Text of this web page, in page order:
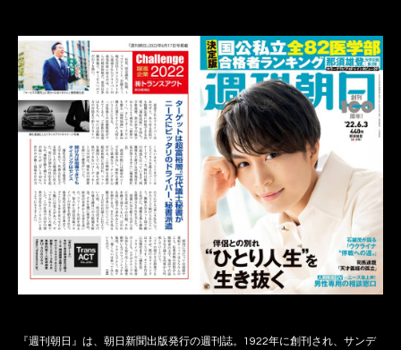
『週刊朝日』は、朝日新聞出版発行の週刊誌。1922年に創刊され、サンデ